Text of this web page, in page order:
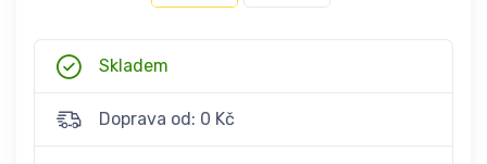
Skladem
Doprava od: 0 Kč